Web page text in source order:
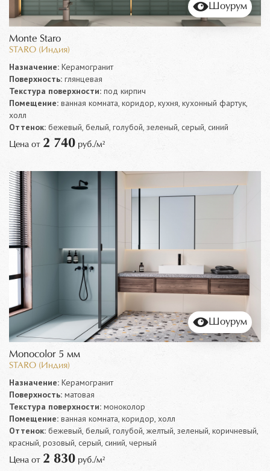
Шоурум
Monte Staro
STARO (Индия)
Назначение: Керамогранит
Поверхность: глянцевая
Текстура поверхности: под кирпич
Помещение: ванная комната, коридор, кухня, кухонный фартук,
холл
Оттенок: бежевый, белый, голубой, зеленый, серый, синий
Цена от 2 740 руб./м²
Шоурум
Monocolor 5 мм
STARO (Индия)
Назначение: Керамогранит
Поверхность: матовая
Текстура поверхности: моноколор
Помещение: ванная комната, коридор, холл
Оттенок: бежевый, белый, голубой, желтый, зеленый, коричневый,
красный, розовый, серый, синий, черный
Цена от 2 830 руб./м²